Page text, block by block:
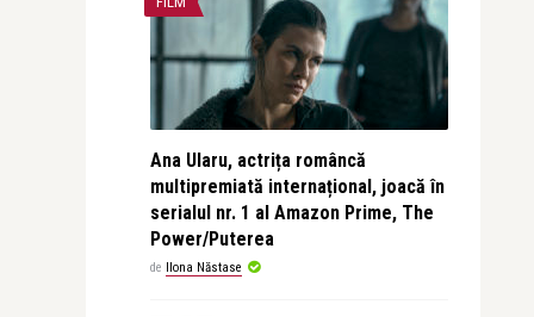
Ana Ularu, actrița româncă
multipremiată internațional, joacă în
serialul nr. 1 al Amazon Prime, The
Power/Puterea
de Ilona Năstase